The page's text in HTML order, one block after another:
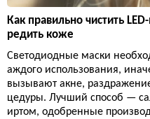
Как правильно чистить
редить коже
Светодиодные маски
аждого использования,
вызывают акне,
цедуры. Лучший способ —
иртом, одобренные